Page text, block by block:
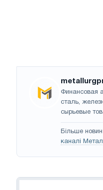
Финансовая
сталь,
сырьевые
Більше
каналі